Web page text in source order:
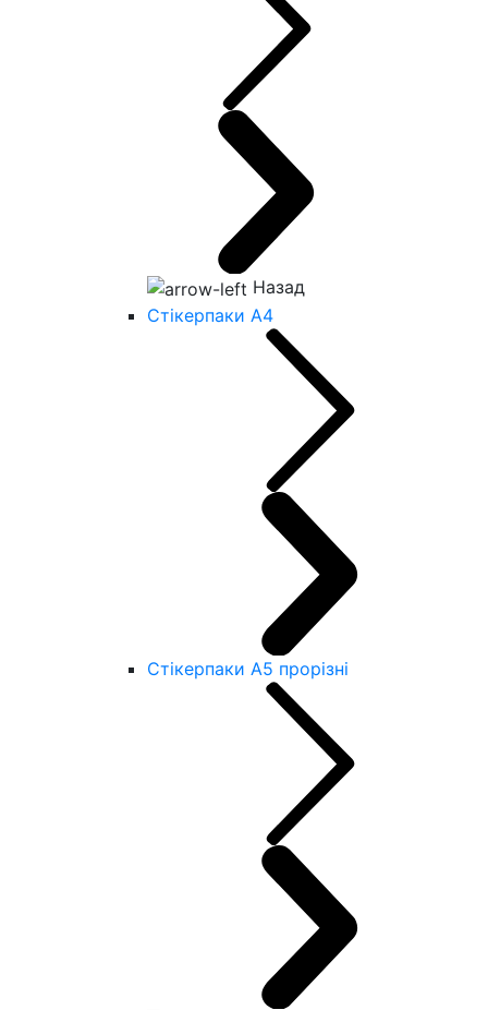
Назад
Стікерпаки А4
Стікерпаки А5 прорізні